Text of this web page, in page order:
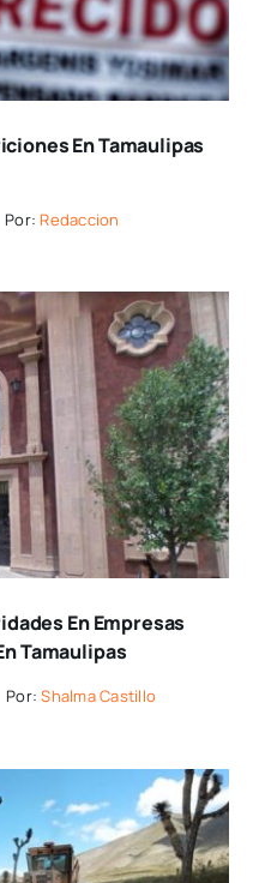
En Tamaulipas
Por: Redaccion
En Empresas
Tamaulipas
Por:Shalma Castillo